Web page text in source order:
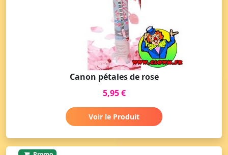
Canon pétales de rose
5,95 €
Voir le Produit